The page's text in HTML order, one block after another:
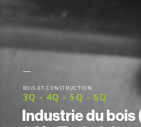
BOIS ET CONSTRUCTION
3Q - 4Q - 5Q - 6Q
Industrie du bois